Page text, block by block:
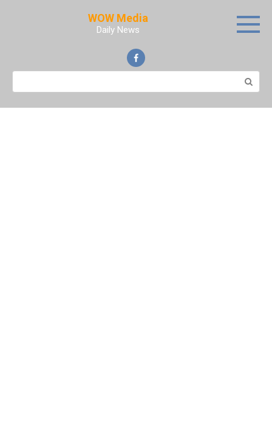
WOW Media
Daily News
Search: